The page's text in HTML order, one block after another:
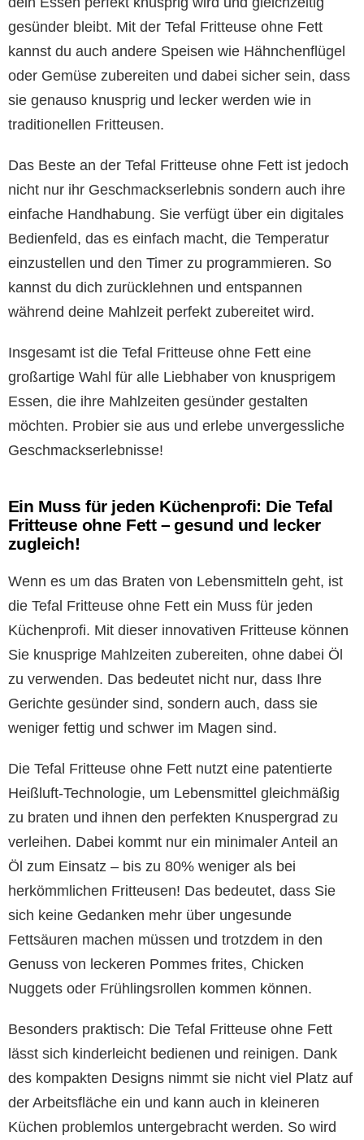
gesünder bleibt. Mit der Tefal Fritteuse ohne Fett
kannst du auch andere Speisen wie Hähnchenflügel
oder Gemüse zubereiten und dabei sicher sein, dass
sie genauso knusprig und lecker werden wie in
traditionellen Fritteusen.
Das Beste an der Tefal Fritteuse ohne Fett ist jedoch
nicht nur ihr Geschmackserlebnis sondern auch ihre
einfache Handhabung. Sie verfügt über ein digitales
Bedienfeld, das es einfach macht, die Temperatur
einzustellen und den Timer zu programmieren. So
kannst du dich zurücklehnen und entspannen
während deine Mahlzeit perfekt zubereitet wird.
Insgesamt ist die Tefal Fritteuse ohne Fett eine
großartige Wahl für alle Liebhaber von knusprigem
Essen, die ihre Mahlzeiten gesünder gestalten
möchten. Probier sie aus und erlebe unvergessliche
Geschmackserlebnisse!
Ein Muss für jeden Küchenprofi: Die Tefal
Fritteuse ohne Fett – gesund und lecker
zugleich!
Wenn es um das Braten von Lebensmitteln geht, ist
die Tefal Fritteuse ohne Fett ein Muss für jeden
Küchenprofi. Mit dieser innovativen Fritteuse können
Sie knusprige Mahlzeiten zubereiten, ohne dabei Öl
zu verwenden. Das bedeutet nicht nur, dass Ihre
Gerichte gesünder sind, sondern auch, dass sie
weniger fettig und schwer im Magen sind.
Die Tefal Fritteuse ohne Fett nutzt eine patentierte
Heißluft-Technologie, um Lebensmittel gleichmäßig
zu braten und ihnen den perfekten Knuspergrad zu
verleihen. Dabei kommt nur ein minimaler Anteil an
Öl zum Einsatz – bis zu 80% weniger als bei
herkömmlichen Fritteusen! Das bedeutet, dass Sie
sich keine Gedanken mehr über ungesunde
Fettsäuren machen müssen und trotzdem in den
Genuss von leckeren Pommes frites, Chicken
Nuggets oder Frühlingsrollen kommen können.
Besonders praktisch: Die Tefal Fritteuse ohne Fett
lässt sich kinderleicht bedienen und reinigen. Dank
des kompakten Designs nimmt sie nicht viel Platz auf
der Arbeitsfläche ein und kann auch in kleineren
Küchen problemlos untergebracht werden. So wird